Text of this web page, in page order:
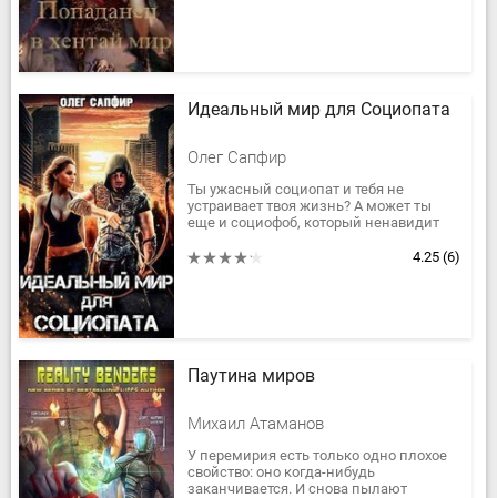
Идеальный мир для Социопата
Олег Сапфир
Ты ужасный социопат и тебя не
устраивает твоя жизнь? А может ты
еще и социофоб, который ненавидит
предпринять и как поступить, ты не...
4.25 (6)
Паутина миров
Михаил Атаманов
У перемирия есть только одно плохое
свойство: оно когда-нибудь
заканчивается. И снова пылают